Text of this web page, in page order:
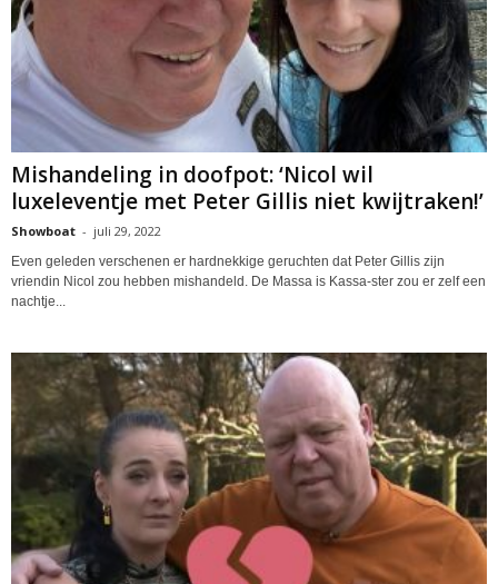
Mishandeling in doofpot: ‘Nicol wil
luxeleventje met Peter Gillis niet kwijtraken!’
Showboat - juli 29, 2022
Even geleden verschenen er hardnekkige geruchten dat Peter Gillis zijn
vriendin Nicol zou hebben mishandeld. De Massa is Kassa-ster zou er zelf een
nachtje...